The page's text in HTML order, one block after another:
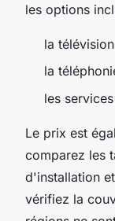
les options
la télévision
la
les
Le prix est
comparez les
d'installation
vérifiez la